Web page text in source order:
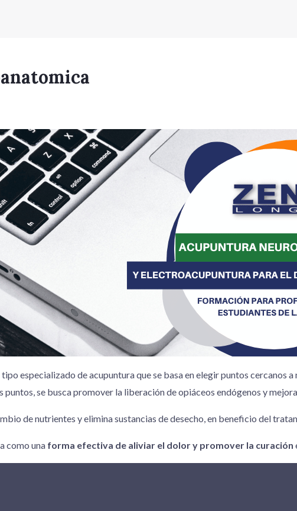
tipo especializado de acupuntura que se basa en elegir puntos cercanos
se busca promover la liberación de opiáceos endógenos y
de nutrientes y elimina sustancias de desecho, en beneficio del
como una forma efectiva de aliviar el dolor y promover la curación